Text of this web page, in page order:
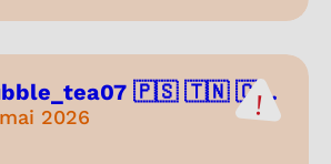
🇵🇸 🇹🇳 🇨...
2026